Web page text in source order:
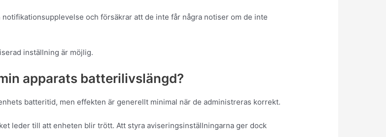
och försäkrar att de inte får några notiser om de inte
inställning är möjlig.
apparats batterilivslängd?
batteritid, men effekten är generellt minimal när de administreras korrekt.
leder till att enheten blir trött. Att styra aviseringsinställningarna ger dock